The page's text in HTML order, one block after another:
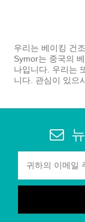
우리는 베이킹 건
Symor는 중국의
나입니다. 우리는
니다. 관심이 있으